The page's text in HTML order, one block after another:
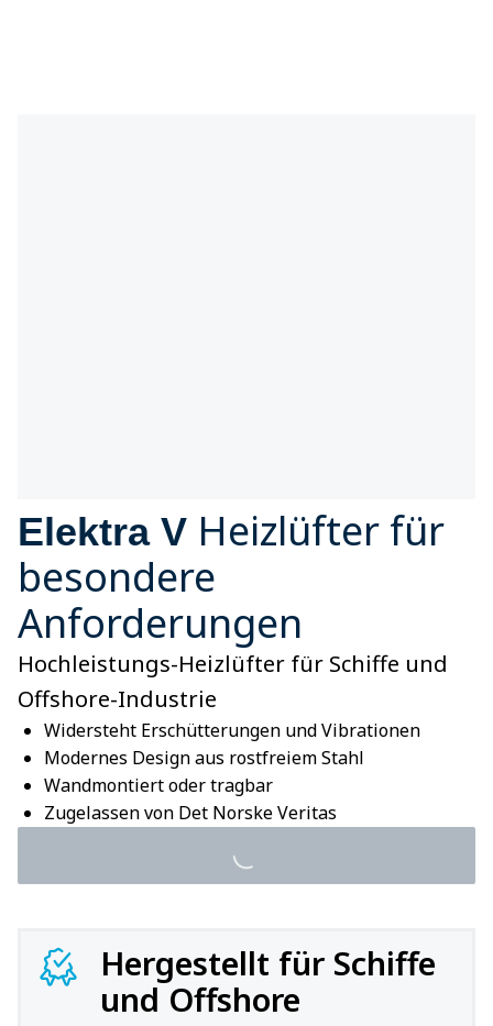
Elektra V Heizlüfter für
besondere
Anforderungen
Hochleistungs-Heizlüfter für Schiffe und
Offshore-Industrie
Widersteht Erschütterungen und Vibrationen
Modernes Design aus rostfreiem Stahl
Wandmontiert oder tragbar
Zugelassen von Det Norske Veritas
Hergestellt für Schiffe
und Offshore